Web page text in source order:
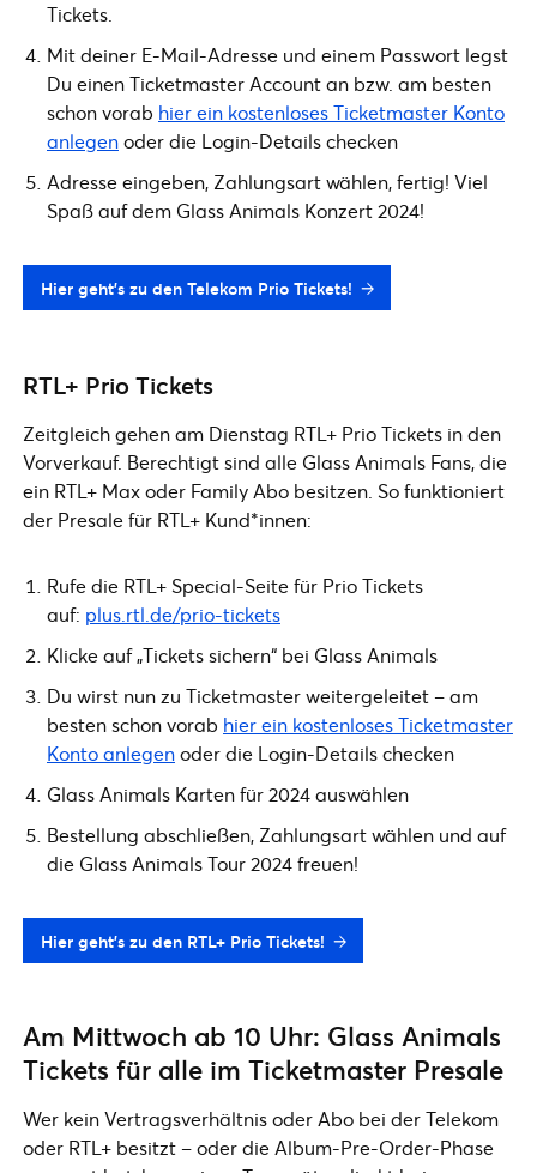
Tickets.
Mit deiner E-Mail-Adresse und einem Passwort legst
Du einen Ticketmaster Account an bzw. am besten
schon vorab hier ein kostenloses Ticketmaster Konto
anlegenoder die Login-Details checken
Adresse eingeben, Zahlungsart wählen, fertig! Viel
Spaß auf dem Glass Animals Konzert 2024!
Hier geht’s zu den Telekom Prio Tickets!
RTL+ Prio Tickets
Zeitgleich gehen am Dienstag RTL+ Prio Tickets in den
Vorverkauf. Berechtigt sind alle Glass Animals Fans, die
ein RTL+ Max oder Family Abo besitzen. So funktioniert
der Presale für RTL+ Kund*innen:
Rufe die RTL+ Special-Seite für Prio Tickets
auf: plus.rtl.de/prio-tickets
Klicke auf „Tickets sichern“ bei Glass Animals
Du wirst nun zu Ticketmaster weitergeleitet – am
besten schon vorab hier ein kostenloses Ticketmaster
Konto anlegenoder die Login-Details checken
Glass Animals Karten für 2024 auswählen
Bestellung abschließen, Zahlungsart wählen und auf
die Glass Animals Tour 2024 freuen!
Hier geht’s zu den RTL+ Prio Tickets!
Am Mittwoch ab 10 Uhr: Glass Animals
Tickets für alle im Ticketmaster Presale
Wer kein Vertragsverhältnis oder Abo bei der Telekom
oder RTL+ besitzt – oder die Album-Pre-Order-Phase